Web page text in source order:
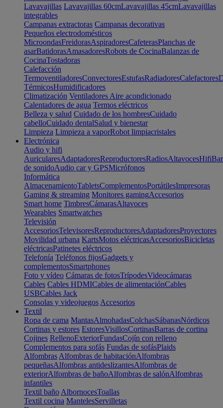
Lavavajillas Lavavajillas 60cmLavavajillas 45cmLavavajillas
integrables
Campanas extractoras Campanas decorativas
Pequeños electrodomésticos
MicroondasFreidorasAspiradoresCafeterasPlanchas de
asarBatidorasAmasadoresRobots de CocinaBalanzas de
CocinaTostadoras
Calefacción
TermoventiladoresConvectoresEstufasRadiadoresCalefactores
TérmicosHumidificadores
Climatización Ventiladores Aire acondicionado
Calentadores de agua Termos eléctricos
Belleza y salud Cuidado de los hombresCuidado
cabelloCuidado dentalSalud y bienestar
Limpieza Limpieza a vaporRobot limpiacristales
Electrónica
Audio y hifi
AuricularesAdaptadoresReproductoresRadiosAltavocesHifi
de sonidoAudio car y GPSMicrófonos
Informática
AlmacenamientoTabletsComplementosPortátilesImpresoras
Gaming & streaming Monitores gamingAccesorios
Smart home TimbresCámarasAltavoces
Wearables Smartwatches
Televisión
AccesoriosTelevisoresReproductoresAdaptadoresProyectores
Movilidad urbana KartsMotos eléctricasAccesoriosBicicletas
eléctricasPatinetes eléctricos
Telefonía Teléfonos fijosGadgets y
complementosSmartphones
Foto y vídeo Cámaras de fotosTrípodesVideocámaras
Cables Cables HDMICables de alimentaciónCables
USBCables Jack
Consolas y videojuegos Accesorios
Textil
Ropa de cama MantasAlmohadasColchasSábanasNórdicos
Cortinas y estores EstoresVisillosCortinasBarras de cortina
Cojines RellenoExteriorFundasCojín con relleno
Complementos para sofás Fundas de sofásPlaids
Alfombras Alfombras de habitaciónAlfombras
pequeñasAlfombras antideslizantesAlfombras de
exteriorAlfombras de bañoAlfombras de salónAlfombras
infantiles
Textil baño AlbornocesToallas
Textil cocina MantelesServilletas